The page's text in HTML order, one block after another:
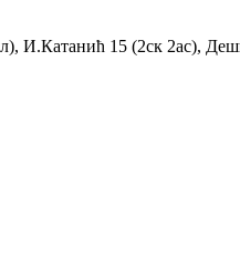
И.Катанић 15 (2ск 2ас),